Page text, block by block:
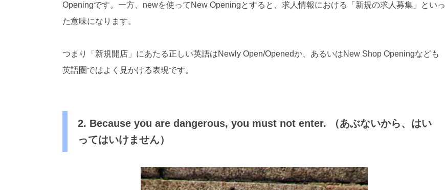
Openingです。一方、 newを使って New Openingとすると、求人情報における「新規の求人募集」といっ
た意味になります。
つまり「新規開店」にあたる正しい英語はNewly Open/Openedか、あるいはNew Shop Openingなども
英語圏ではよく見かける表現です。
2. Because you are dangerous, you must not enter. （あぶないから、はい
ってはいけません）